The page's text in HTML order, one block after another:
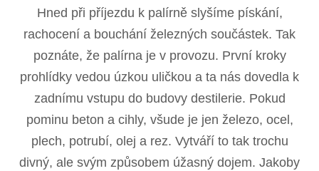
Hned při příjezdu k palírně slyšíme pískání,
rachocení a bouchání železných součástek. Tak
poznáte, že palírna je v provozu. První kroky
prohlídky vedou úzkou uličkou a ta nás dovedla k
zadnímu vstupu do budovy destilerie. Pokud
pominu beton a cihly, všude je jen železo, ocel,
plech, potrubí, olej a rez. Vytváří to tak trochu
divný, ale svým způsobem úžasný dojem. Jakoby